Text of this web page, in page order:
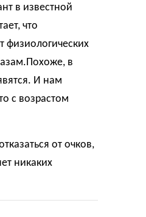
в известной
что
физиологических
в
И нам
с возрастом
от очков,
никаких